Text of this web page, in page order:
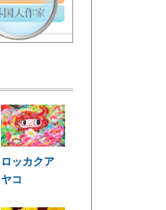
ロッカクア
ヤコ